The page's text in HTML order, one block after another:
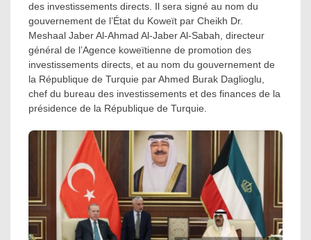
des investissements directs. Il sera signé au nom du
gouvernement de l’État du Koweït par Cheikh Dr.
Meshaal Jaber Al-Ahmad Al-Jaber Al-Sabah, directeur
général de l’Agence koweïtienne de promotion des
investissements directs, et au nom du gouvernement de
la République de Turquie par Ahmed Burak Daglioglu,
chef du bureau des investissements et des finances de la
présidence de la République de Turquie.